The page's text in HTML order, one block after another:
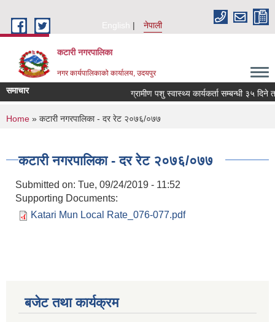
English
नेपाली
कटारी नगरपालिका
नगर कार्यपालिकाको कार्यालय, उदयपुर
समाचार ग्रामीण पशु स्वास्थ्य कार्यकर्ता सम्बन्धी ३५ दिने
You are here
Home » कटारी नगरपालिका - दर रेट २०७६/०७७
कटारी नगरपालिका - दर रेट २०७६/०७७
Submitted on: Tue, 09/24/2019 - 11:52
Supporting Documents:
Katari Mun Local Rate_076-077.pdf
बजेट तथा कार्यक्रम